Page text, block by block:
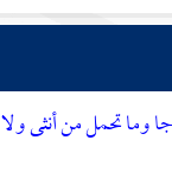
تحمل من أنثى